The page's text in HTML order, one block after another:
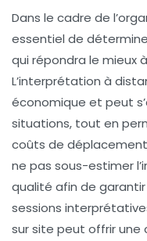
Dans le cadre de
essentiel de
qui répondra le mieux
L’interprétation à
économique et peut
situations, tout en
coûts de
ne pas sous-estimer
qualité afin de
sessions
sur site peut offrir une